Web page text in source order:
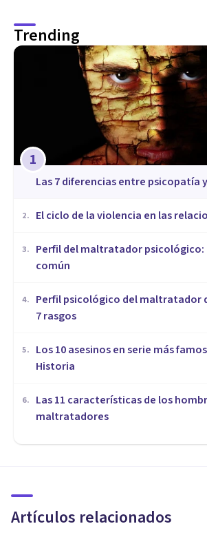
Trending
1
Las 7 diferencias entre psicopatía
2. ​El ciclo de la violencia en las
3.
​Perfil del maltratador psicológico:
común
4.
​Perfil psicológico del maltratador
7 rasgos
5.
Los 10 asesinos en serie más
Historia
6.
Las 11 características de los
maltratadores
Artículos relacionados
¿Cómo demostrar
custodia de mis hijos?